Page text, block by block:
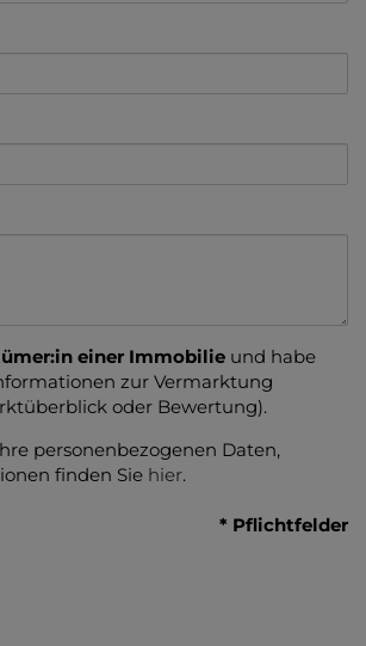
einer Immobilie und habe
zur Vermarktung
oder Bewertung).
personenbezogenen Daten,
finden Sie hier.
* Pflichtfelder